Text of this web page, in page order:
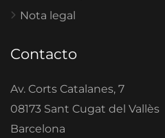
Nota legal
Contacto
Av. Corts Catalanes, 7
08173 Sant Cugat del Vallès
Barcelona